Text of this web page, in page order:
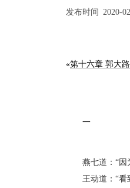
发布时间 2020-
«第十六章 郭大
一
燕七道：“因
王动道：“看